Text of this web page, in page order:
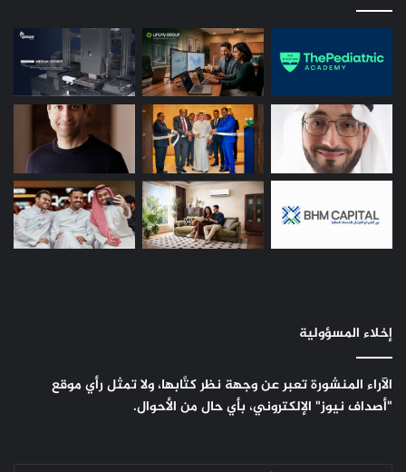
إخلاء المسؤولية
الآراء المنشورة تعبر عن وجهة نظر كتَّابها، ولا تمثل رأي موقع
"أصداف نيوز" الإلكتروني، بأي حال من الأحوال.